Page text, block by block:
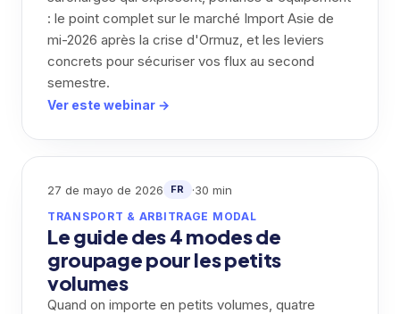
: le point complet sur le marché Import Asie de
mi-2026 après la crise d'Ormuz, et les leviers
concrets pour sécuriser vos flux au second
semestre.
Ver este webinar →
27 de mayo de 2026 FR ·30 min
TRANSPORT & ARBITRAGE MODAL
Le guide des 4 modes de
groupage pour les petits
volumes
Quand on importe en petits volumes, quatre